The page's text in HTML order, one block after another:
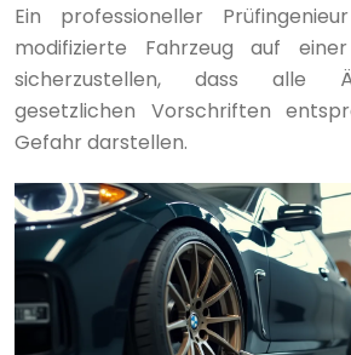
Ein professioneller
modifizierte Fahrzeug auf
sicherzustellen, dass alle
gesetzlichen Vorschriften
Gefahr darstellen.